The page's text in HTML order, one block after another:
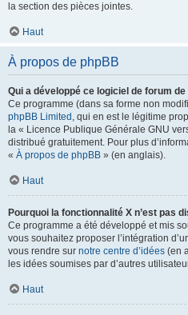
la section des pièces jointes.
Haut
À propos de phpBB
Qui a développé ce logiciel de forum
Ce programme (dans sa forme non
phpBB Limited , qui en est le légitime
la « Licence Publique Générale GNU
distribué gratuitement. Pour plus
« À propos de phpBB » (en anglais).
Haut
Pourquoi la fonctionnalité X n’est pas
Ce programme a été développé et mis
vous souhaitez proposer l’intégration
vous rendre sur notre centre d’idées (en
les idées soumises par d’autres
Haut